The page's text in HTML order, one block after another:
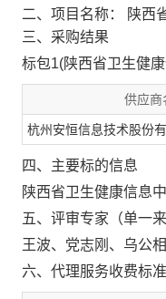
二、项目名称：
陕西
三、采购结果
标包1(陕西省卫生健
供应商
杭州安恒信息技术股份
四、主要标的信息
陕西省卫生健康信息
五、评审专家（单一
王波、党志刚、乌公相
六、代理服务收费标准